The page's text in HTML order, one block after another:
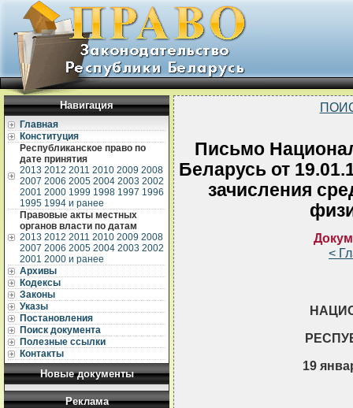
Навигация
Главная
Конституция
Республиканское право по
дате принятия
2013 2012 2011 2010 2009 2008
2007 2006 2005 2004 2003 2002
2001 2000 1999 1998 1997 1996
1995 1994 и ранее
Правовые акты местных
органов власти по датам
2013 2012 2011 2010 2009 2008
2007 2006 2005 2004 2003 2002
2001 2000 и ранее
Архивы
Кодексы
Законы
Указы
Постановления
Поиск документа
Полезные ссылки
Контакты
Новые документы
Реклама
Письмо
Беларусь от
зачисления
<
19